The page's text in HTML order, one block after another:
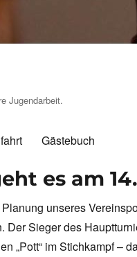
Jugendarbeit.
Gästebuch
es am
unseres
Sieger des
„Pott“ im Stichkampf –